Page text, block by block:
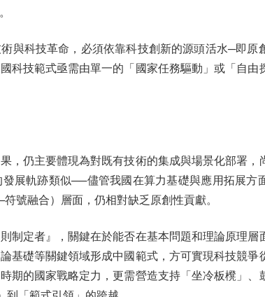
科技革命，必須依靠科技創新的源頭活水─即原
科技範式亟需由單一的「國家任務驅動」或「自由
仍主要體現為對既有技術的集成與場景化部署，
展軌跡類似──儘管我國在算力基礎與應用拓展方
號融合）層面，仍相對缺乏原創性貢獻。
定者』，關鍵在於能否在基本問題和理論原理層
基礎等關鍵領域形成中國範式，方可實現科技競爭
期的國家戰略定力，更需營造支持「坐冷板櫈」、